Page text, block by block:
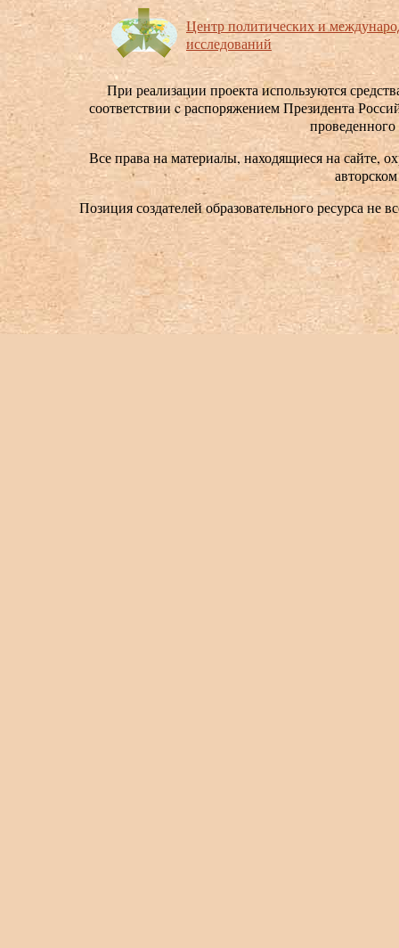
Центр политических и
исследований
При реализации проекта используются
соответствии c распоряжением Президента
Все права на материалы, находящиеся на сайте,
Позиция создателей образовательного ресурса не